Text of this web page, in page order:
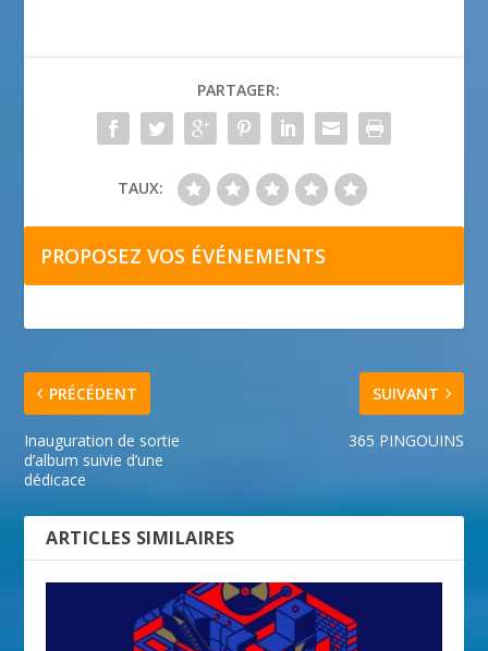
PARTAGER:
TAUX:
PROPOSEZ VOS ÉVÉNEMENTS
PRÉCÉDENT
Inauguration de sortie
d’album suivie d’une
dédicace
SUIVANT
365 PINGOUINS
ARTICLES SIMILAIRES